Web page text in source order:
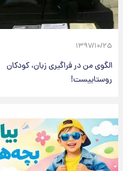
۱۳۹۷/۱۰/۲۵
الگوی من در فراگیری زبان، کودکان
روستاییست!